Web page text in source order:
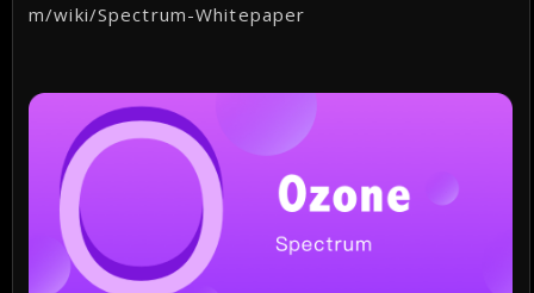
m/wiki/Spectrum-Whitepaper